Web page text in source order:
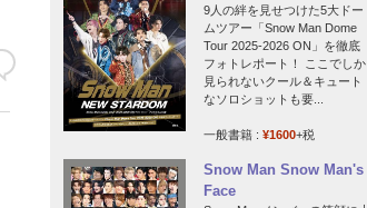
9人の絆を見せつけた5大ドー
ムツアー「Snow Man Dome
Tour 2025-2026 ON」を徹底
フォトレポート！ ここでしか
見られないクール＆キュート
なソロショットも要...
一般書籍 : ¥1600+税
Snow Man Snow Man's
Face